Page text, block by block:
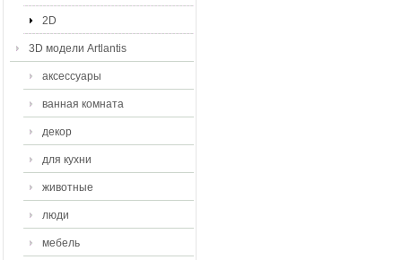
2D
3D модели Artlantis
аксессуары
ванная комната
декор
для кухни
животные
люди
мебель